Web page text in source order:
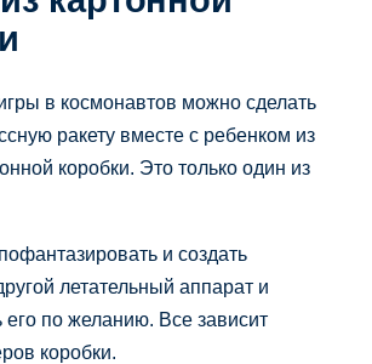
в космонавтов можно сделать
ракету вместе с ребенком из
коробки. Это только один из
и создать
летательный аппарат и
его по желанию. Все зависит
коробки.